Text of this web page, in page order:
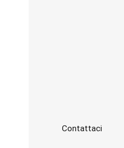
Contattaci